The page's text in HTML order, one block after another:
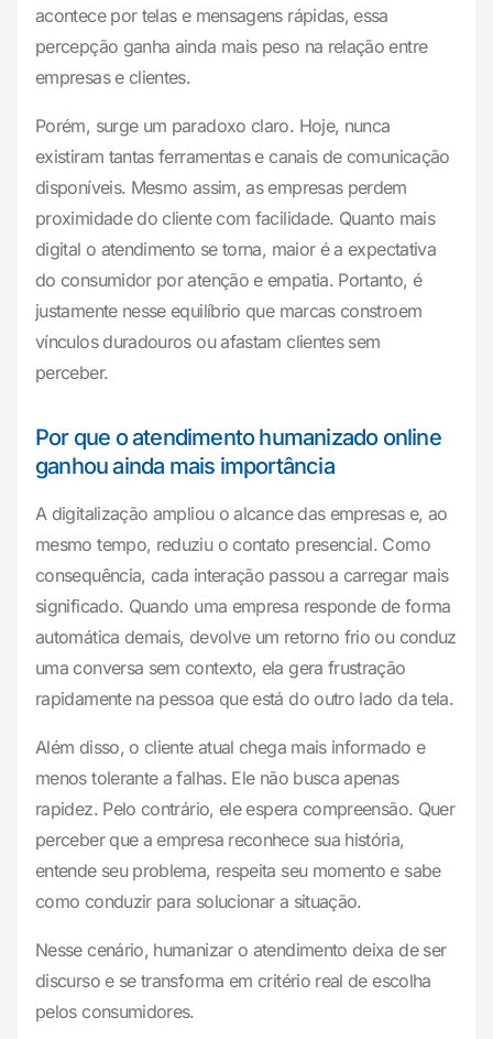
acontece por telas e mensagens rápidas, essa
percepção ganha ainda mais peso na relação entre
empresas e clientes.
Porém, surge um paradoxo claro. Hoje, nunca
existiram tantas ferramentas e canais de comunicação
disponíveis. Mesmo assim, as empresas perdem
proximidade do cliente com facilidade. Quanto mais
digital o atendimento se torna, maior é a expectativa
do consumidor por atenção e empatia. Portanto, é
justamente nesse equilíbrio que marcas constroem
vínculos duradouros ou afastam clientes sem
perceber.
Por que o atendimento humanizado online
ganhou ainda mais importância
A digitalização ampliou o alcance das empresas e, ao
mesmo tempo, reduziu o contato presencial. Como
consequência, cada interação passou a carregar mais
significado. Quando uma empresa responde de forma
automática demais, devolve um retorno frio ou conduz
uma conversa sem contexto, ela gera frustração
rapidamente na pessoa que está do outro lado da tela.
Além disso, o cliente atual chega mais informado e
menos tolerante a falhas. Ele não busca apenas
rapidez. Pelo contrário, ele espera compreensão. Quer
perceber que a empresa reconhece sua história,
entende seu problema, respeita seu momento e sabe
como conduzir para solucionar a situação.
Nesse cenário, humanizar o atendimento deixa de ser
discurso e se transforma em critério real de escolha
pelos consumidores.